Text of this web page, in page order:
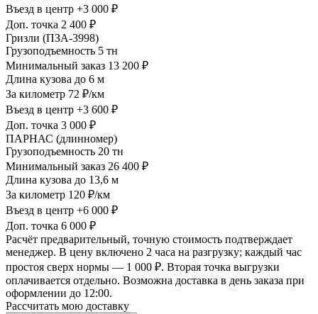
Въезд в центр +3 000 ₽
Доп. точка 2 400 ₽
Гризли (ПЗА-3998)
Грузоподъемность 5 тн
Минимальный заказ 13 200 ₽
Длина кузова до 6 м
За километр 72 ₽/км
Въезд в центр +3 600 ₽
Доп. точка 3 000 ₽
ПАРНАС (длинномер)
Грузоподъемность 20 тн
Минимальный заказ 26 400 ₽
Длина кузова до 13,6 м
За километр 120 ₽/км
Въезд в центр +6 000 ₽
Доп. точка 6 000 ₽
Расчёт предварительный, точную стоимость подтверждает
менеджер. В цену включено 2 часа на разгрузку; каждый час
простоя сверх нормы — 1 000 ₽. Вторая точка выгрузки
оплачивается отдельно. Возможна доставка в день заказа при
оформлении до 12:00.
Рассчитать мою доставку